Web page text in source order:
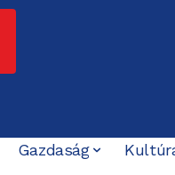
Gazdaság